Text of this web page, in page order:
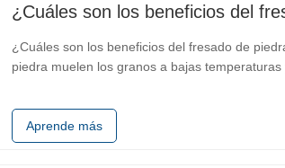
¿Cuáles son los beneficios del
¿Cuáles son los beneficios del fresado de
piedra muelen los granos a bajas
que el procesamiento de…
Aprende más